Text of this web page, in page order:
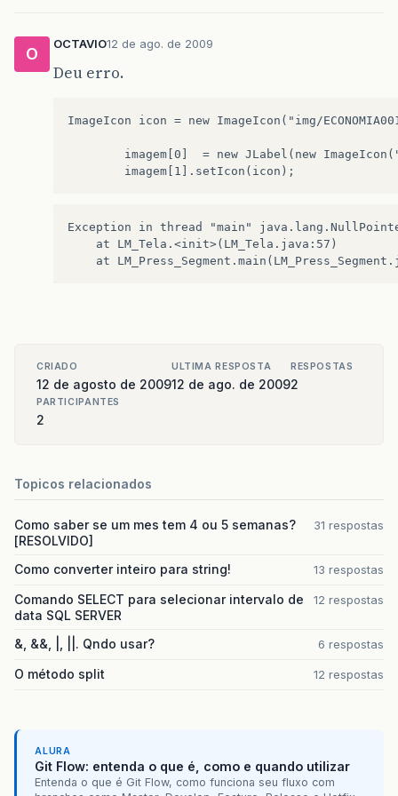
O
OCTAVIO12 de ago. de 2009
Deu erro.
ImageIcon icon = new ImageIcon("img/
Exception in thread "main"
CRIADO
12 de agosto de 2009
ULTIMA RESPOSTA
12 de ago. de 2009
RESPOSTAS
2
PARTICIPANTES
2
Topicos relacionados
Como saber se um mes tem 4 ou 5 semanas?
[RESOLVIDO]
31 respostas
Como converter inteiro para string! 13 respostas
Comando SELECT para selecionar intervalo de
data SQL SERVER
12 respostas
&, &&, |, ||. Qndo usar? 6 respostas
O método split 12 respostas
ALURA
Git Flow: entenda o que é, como e quando utilizar
Entenda o que é Git Flow, como funciona seu fluxo com